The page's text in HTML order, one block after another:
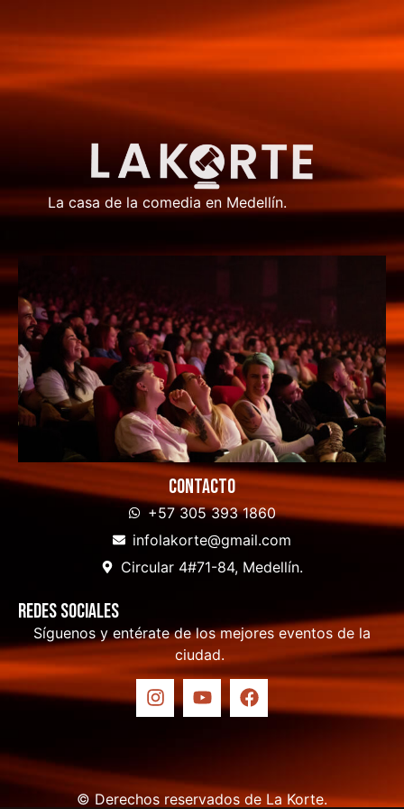
La casa de la comedia en Medellín.
Contacto
+57 305 393 1860
infolakorte@gmail.com
Circular 4#71-84, Medellín.
Redes sociales
Síguenos y entérate de los mejores eventos de la
ciudad.
© Derechos reservados de La Korte.